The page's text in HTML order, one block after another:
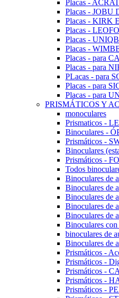
Placas -
Placas - JOBU
Placas - KIRK
Placas -
Placas -
Placas -
Placas - para
Placas - para
PLacas - para
Placas - para
Placas - para
PRISMÁTICOS Y
monoculares
Prismaticos -
Binoculares -
Prismáticos -
Binoculares
Prismáticos -
Todos
Binoculares de
Binoculares de
Binoculares de
Binoculares de
Binoculares de
Binoculares
binoculares de
Binoculares de
Prismáticos -
Prismáticos -
Prismáticos -
Prismáticos -
Prismáticos -